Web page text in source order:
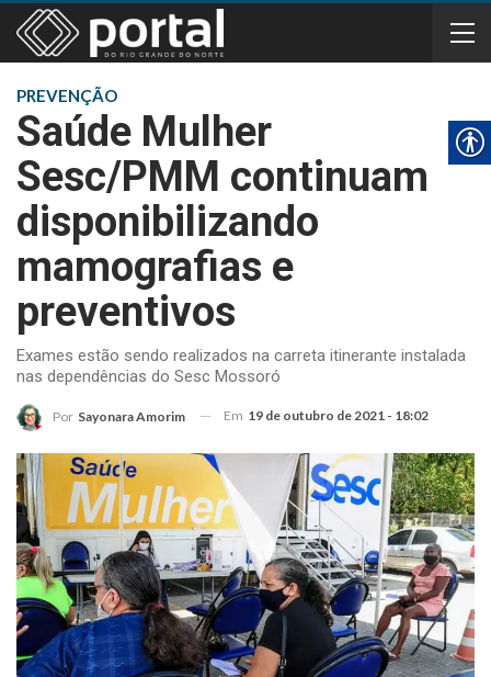
PREVENÇÃO
Saúde Mulher
Sesc/PMM continuam
disponibilizando
mamografias e
preventivos
Exames estão sendo realizados na carreta itinerante instalada
nas dependências do Sesc Mossoró
Por Sayonara Amorim Em 19 de outubro de 2021 - 18:02